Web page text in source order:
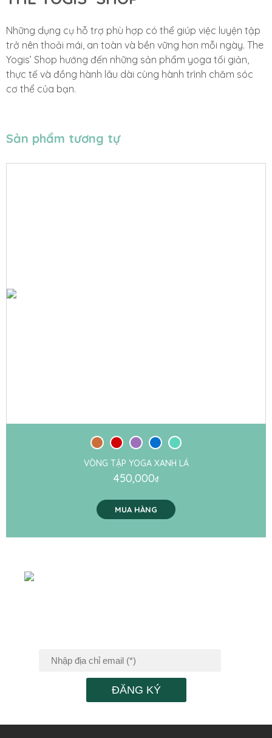
Những dụng cụ hỗ trợ phù hợp có thể giúp việc luyện tập
trở nên thoải mái, an toàn và bền vững hơn mỗi ngày. The
Yogis’ Shop hướng đến những sản phẩm yoga tối giản,
thực tế và đồng hành lâu dài cùng hành trình chăm sóc
cơ thể của bạn.
Sản phẩm tương tự
VÒNG TẬP YOGA XANH LÁ
450,000₫
MUA HÀNG
ĐĂNG KÝ